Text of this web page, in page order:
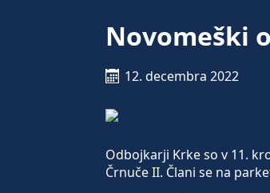
Novomeški
12. decembra 2022
Odbojkarji Krke so v 11.
Črnuče II. Člani se na